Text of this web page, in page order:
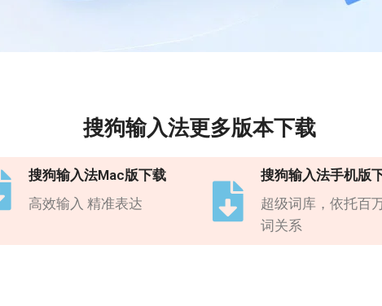
搜狗输入法更多版本下载
搜狗输入法Mac版下载
高效输入 精准表达
搜狗输入法手机版
超级词库，依托百
词关系